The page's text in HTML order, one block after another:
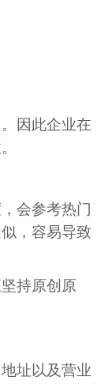
因此企业在
会参考热门
，容易导致
持原创原
址以及营业